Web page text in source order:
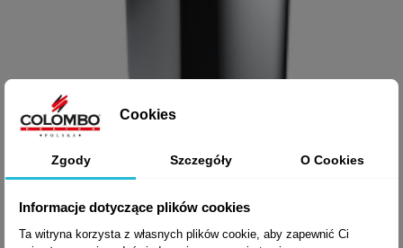
KUBEK TRENTA B3041
Cookies
Zgody Szczegóły O Cookies
Informacje dotyczące plików cookies
Ta witryna korzysta z własnych plików cookie, aby zapewnić Ci